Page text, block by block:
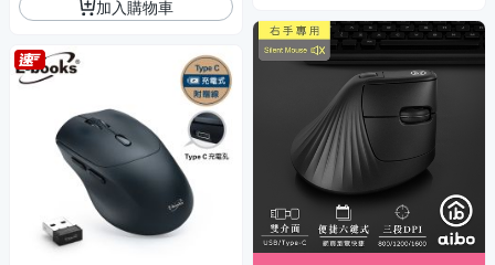
加入購物車